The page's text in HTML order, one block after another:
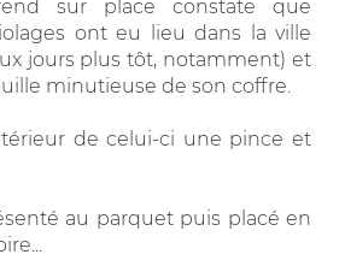
sur place constate que
ont eu lieu dans la ville
jours plus tôt, notamment) et
minutieuse de son coffre.
de celui-ci une pince et
au parquet puis placé en